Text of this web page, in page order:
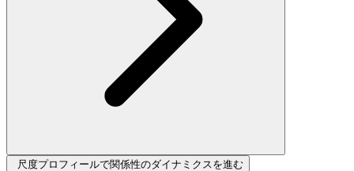
尺度プロフィールで関係性のダイナミクスを進む